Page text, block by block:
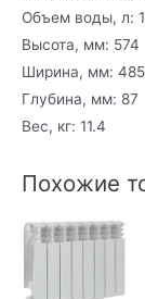
Объем воды, л:
Высота, мм: 574
Ширина, мм: 485
Глубина, мм: 87
Вес, кг: 11.4
Похожие